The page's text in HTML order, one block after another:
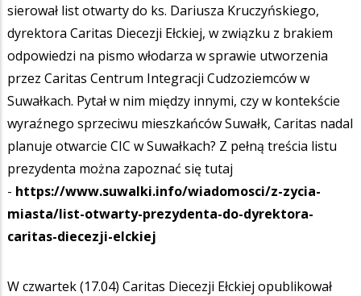
sierował list otwarty do ks. Dariusza Kruczyńskiego,
dyrektora Caritas Diecezji Ełckiej, w związku z brakiem
odpowiedzi na pismo włodarza w sprawie utworzenia
przez Caritas Centrum Integracji Cudzoziemców w
Suwałkach. Pytał w nim między innymi, czy w kontekście
wyraźnego sprzeciwu mieszkańców Suwałk, Caritas nadal
planuje otwarcie CIC w Suwałkach? Z pełną treścia listu
prezydenta można zapoznać się tutaj
- https://www.suwalki.info/wiadomosci/z-zycia-
miasta/list-otwarty-prezydenta-do-dyrektora-
caritas-diecezji-elckiej
W czwartek (17.04) Caritas Diecezji Ełckiej opublikował